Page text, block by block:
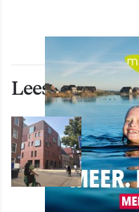
Lees ook
WONEN
Nieuw
bijna